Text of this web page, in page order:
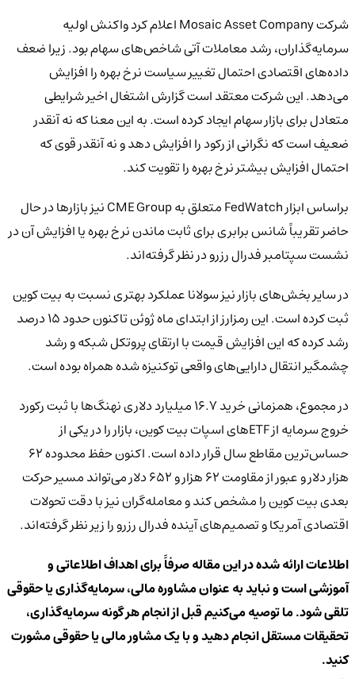
شرکت Mosaic Asset Company اعلام کرد واکنش اولیه
سرمایه‌گذاران، رشد معاملات آتی شاخص‌های سهام بود. زیرا ضعف
داده‌های اقتصادی احتمال تغییر سیاست نرخ بهره را افزایش
می‌دهد. این شرکت معتقد است گزارش اشتغال اخیر شرایطی
متعادل برای بازار سهام ایجاد کرده است. به این معنا که نه آنقدر
ضعیف است که نگرانی از رکود را افزایش دهد و نه آنقدر قوی که
احتمال افزایش بیشتر نرخ بهره را تقویت کند.
براساس ابزار FedWatch متعلق به CME Group نیز بازارها در حال
حاضر تقریباً شانس برابری برای ثابت ماندن نرخ بهره یا افزایش آن در
نشست سپتامبر فدرال رزرو در نظر گرفته‌اند.
در سایر بخش‌های بازار نیز سولانا عملکرد بهتری نسبت به بیت کوین
ثبت کرده است. این رمزارز از ابتدای ماه ژوئن تاکنون حدود ۱۵ درصد
رشد کرده که این افزایش قیمت با ارتقای پروتکل شبکه و رشد
چشمگیر انتقال دارایی‌های واقعی توکنیزه شده همراه بوده است.
در مجموع، همزمانی خرید ۱۶.۷ میلیارد دلاری نهنگ‌ها با ثبت رکورد
خروج سرمایه از ETFهای اسپات بیت کوین، بازار را در یکی از
حساس‌ترین مقاطع سال قرار داده است. اکنون حفظ محدوده ۶۲
هزار دلار و عبور از مقاومت ۶۲ هزار و ۶۵۲ دلار می‌تواند مسیر حرکت
بعدی بیت کوین را مشخص کند و معامله‌گران نیز با دقت تحولات
اقتصادی آمریکا و تصمیم‌های آینده فدرال رزرو را زیر نظر گرفته‌اند.
اطلاعات ارائه شده در این مقاله صرفاً برای اهداف اطلاعاتی و
آموزشی است و نباید به عنوان مشاوره مالی، سرمایه‌گذاری یا حقوقی
تلقی شود. ما توصیه می‌کنیم قبل از انجام هر گونه سرمایه‌گذاری،
تحقیقات مستقل انجام دهید و با یک مشاور مالی یا حقوقی مشورت
کنید.